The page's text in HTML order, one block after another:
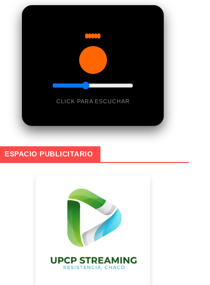
CLICK PARA ESCUCHAR
ESPACIO PUBLICITARIO